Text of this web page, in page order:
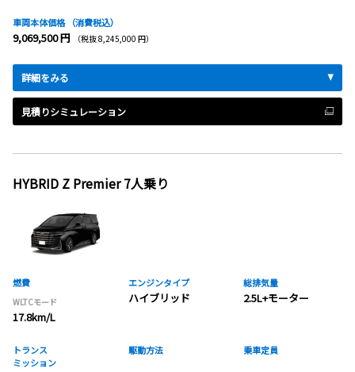
車両本体価格 （消費税込）
9,069,500 円 （税抜 8,245,000 円）
詳細をみる
見積りシミュレーション
HYBRID Z Premier 7人乗り
燃費
WLTCモード
17.8km/L
エンジンタイプ
ハイブリッド
総排気量
2.5L+モーター
トランス
ミッション
駆動方法 乗車定員